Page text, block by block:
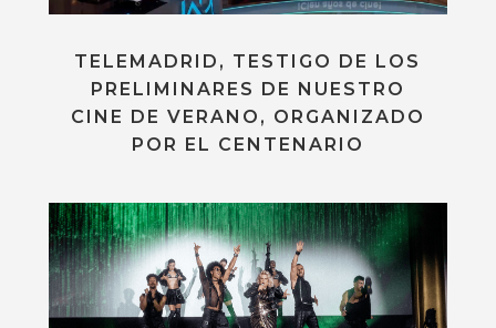
TELEMADRID, TESTIGO DE LOS
PRELIMINARES DE NUESTRO
CINE DE VERANO, ORGANIZADO
POR EL CENTENARIO